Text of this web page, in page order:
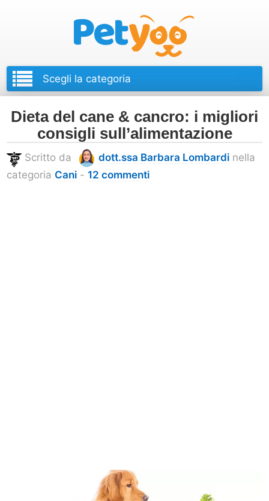
Dieta del cane & cancro: i migliori
consigli sull’alimentazione
Scritto da dott.ssa Barbara Lombardi nella
categoria Cani - 12 commenti